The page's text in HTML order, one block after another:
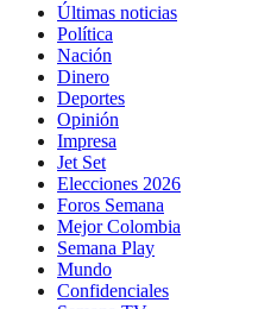
Últimas noticias
Política
Nación
Dinero
Deportes
Opinión
Impresa
Jet Set
Elecciones 2026
Foros Semana
Mejor Colombia
Semana Play
Mundo
Confidenciales